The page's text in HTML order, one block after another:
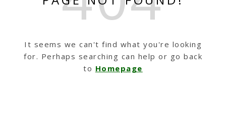
It seems we can't find what you're looking
for. Perhaps searching can help or go back
to Homepage